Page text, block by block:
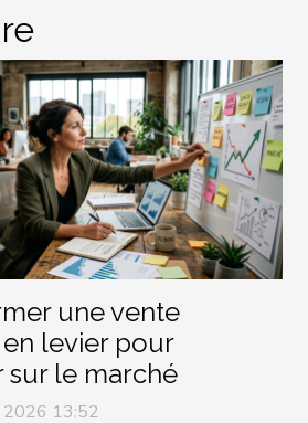
une vente
levier pour
sur le marché
2026 13:52